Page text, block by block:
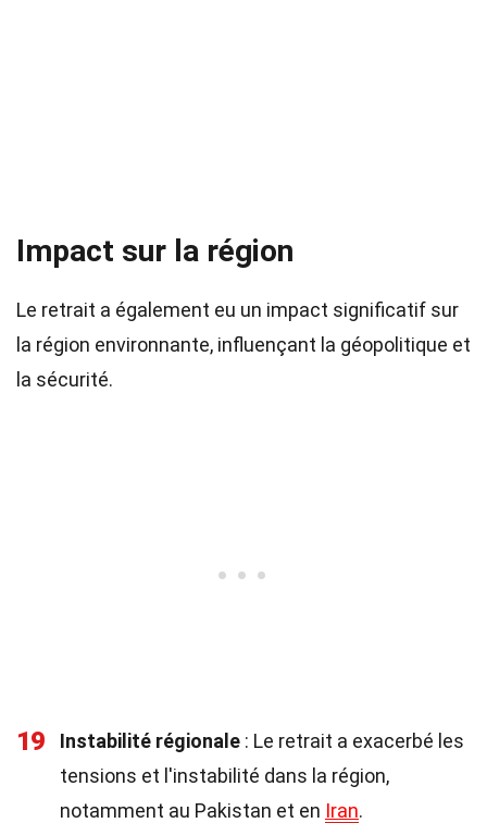
Impact sur la région
Le retrait a également eu un impact significatif sur
la région environnante, influençant la géopolitique et
la sécurité.
19 Instabilité régionale : Le retrait a exacerbé les
tensions et l'instabilité dans la région,
notamment au Pakistan et en Iran.